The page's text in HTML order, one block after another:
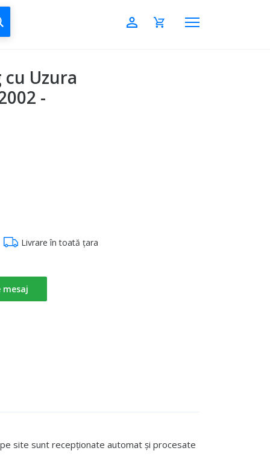
CAUTĂ
cu Uzura
-
Livrare în toată țara
site sunt recepționate automat și procesate